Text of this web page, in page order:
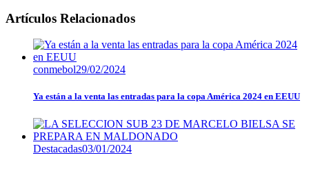
Artículos Relacionados
conmebol29/02/2024
Ya están a la venta las entradas para la copa América 2024 en EEUU
Destacadas03/01/2024